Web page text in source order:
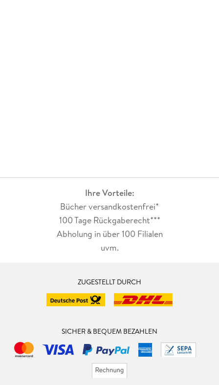
Ihre Vorteile:
Bücher versandkostenfrei*
100 Tage Rückgaberecht***
Abholung in über 100 Filialen
uvm.
ZUGESTELLT DURCH
SICHER & BEQUEM BEZAHLEN